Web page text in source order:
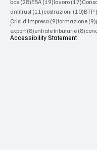
Terms & Conditions
Privacy Policy
Accessibility Statement
bce (28)EBA (19)lavoro (17)
antitrust (11)11 post
costruzioni (10)10
BTP
Crisi d'Impresa (9)9 post
formazione (9)
export (8)8 post
entrate tributarie (8)8